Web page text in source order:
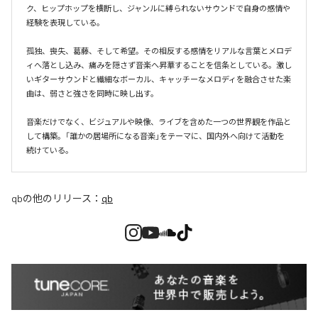
ク、ヒップホップを横断し、ジャンルに縛られないサウンドで自身の感情や
経験を表現している。
孤独、喪失、葛藤、そして希望。その相反する感情をリアルな言葉とメロデ
ィへ落とし込み、痛みを隠さず音楽へ昇華することを信条としている。激し
いギターサウンドと繊細なボーカル、キャッチーなメロディを融合させた楽
曲は、弱さと強さを同時に映し出す。
音楽だけでなく、ビジュアルや映像、ライブを含めた一つの世界観を作品と
して構築。「誰かの居場所になる音楽」をテーマに、国内外へ向けて活動を
続けている。
qbの他のリリース： qb